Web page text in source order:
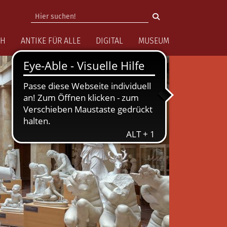
ANTIKE FÜR ALLE DIGITAL MUSEUM